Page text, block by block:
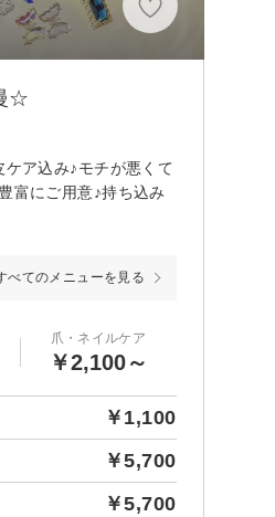
☆
ア込み♪モチが悪くて
富にご用意♪持ち込み
べてのメニューを見る
爪・ネイルケア
￥2,100～
￥1,100
￥5,700
￥5,700